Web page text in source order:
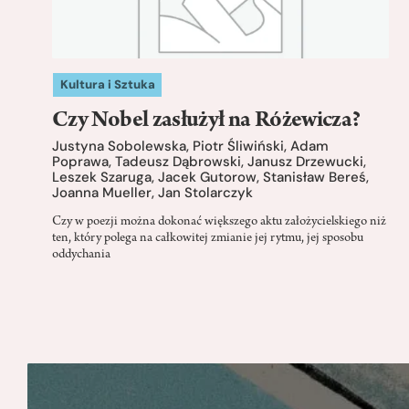
Kultura i Sztuka
Czy Nobel zasłużył na Różewicza?
Justyna Sobolewska, Piotr Śliwiński, Adam
Poprawa, Tadeusz Dąbrowski, Janusz Drzewucki,
Leszek Szaruga, Jacek Gutorow, Stanisław Bereś,
Joanna Mueller, Jan Stolarczyk
Czy w poezji można dokonać większego aktu założycielskiego niż
ten, który polega na całkowitej zmianie jej rytmu, jej sposobu
oddychania